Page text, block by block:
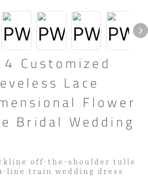
Customized
Lace
Flower
Bridal Wedding
off-the-shoulder tulle
line train wedding dress